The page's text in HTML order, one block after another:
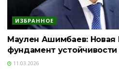
ИЗБРАННОЕ
Маулен Ашимбаев: Новая
фундамент устойчивости
11.03.2026